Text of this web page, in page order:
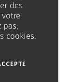
des
pas,
cookies.